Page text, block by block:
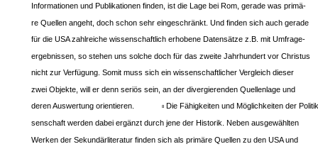
Informationen und Publikationen finden, ist die Lage bei Rom, gerade was primä-
re Quellen angeht, doch schon sehr eingeschränkt. Und finden sich auch gerade
für die USA zahlreiche wissenschaftlich erhobene Datensätze z.B. mit Umfrage-
ergebnissen, so stehen uns solche doch für das zweite Jahrhundert vor Christus
nicht zur Verfügung. Somit muss sich ein wissenschaftlicher Vergleich dieser
zwei Objekte, will er denn seriös sein, an der divergierenden Quellenlage und
deren Auswertung orientieren.
8 Die Fähigkeiten und Möglichkeiten der
senschaft werden dabei ergänzt durch jene der Historik. Neben ausgewählten
Werken der Sekundärliteratur finden sich als primäre Quellen zu den USA und